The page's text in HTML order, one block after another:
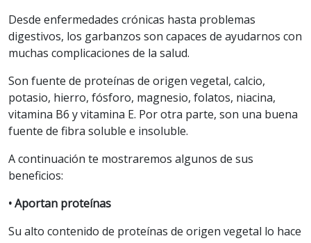
Desde enfermedades crónicas hasta problemas
digestivos, los garbanzos son capaces de ayudarnos con
muchas complicaciones de la salud.
Son fuente de proteínas de origen vegetal, calcio,
potasio, hierro, fósforo, magnesio, folatos, niacina,
vitamina B6 y vitamina E. Por otra parte, son una buena
fuente de fibra soluble e insoluble.
A continuación te mostraremos algunos de sus
beneficios:
• Aportan proteínas
Su alto contenido de proteínas de origen vegetal lo hace